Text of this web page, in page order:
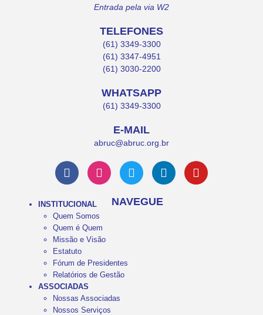
Entrada pela via W2
TELEFONES
(61) 3349-3300
(61) 3347-4951
(61) 3030-2200
WHATSAPP
(61) 3349-3300
E-MAIL
abruc@abruc.org.br
NAVEGUE
INSTITUCIONAL
Quem Somos
Quem é Quem
Missão e Visão
Estatuto
Fórum de Presidentes
Relatórios de Gestão
ASSOCIADAS
Nossas Associadas
Nossos Serviços